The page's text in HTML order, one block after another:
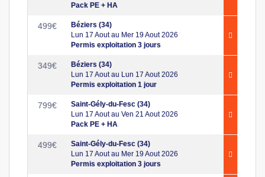
Pack PE + HA
499€
Béziers (34)
Lun 17 Aout au Mer 19 Aout 2026
Permis exploitation 3 jours
349€
Béziers (34)
Lun 17 Aout au Lun 17 Aout 2026
Permis exploitation 1 jour
799€
Saint-Gély-du-Fesc (34)
Lun 17 Aout au Ven 21 Aout 2026
Pack PE + HA
499€
Saint-Gély-du-Fesc (34)
Lun 17 Aout au Mer 19 Aout 2026
Permis exploitation 3 jours